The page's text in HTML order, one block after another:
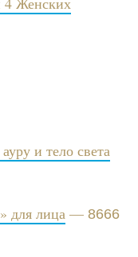
и тело света
для лица — 8666